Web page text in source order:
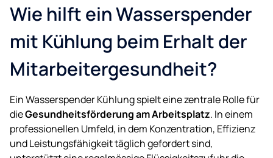
Wie hilft ein Wasserspender
mit Kühlung beim Erhalt der
Mitarbeitergesundheit?
Ein Wasserspender Kühlung spielt eine zentrale Rolle für
dieGesundheitsförderung am Arbeitsplatz. In einem
professionellen Umfeld, in dem Konzentration, Effizienz
und Leistungsfähigkeit täglich gefordert sind,